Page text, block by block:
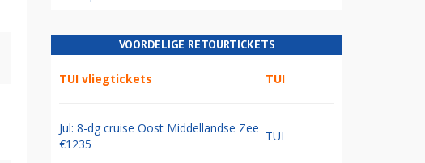
VOORDELIGE RETOURTICKETS
TUI vliegtickets TUI
Jul: 8-dg cruise Oost Middellandse Zee
€1235
TUI